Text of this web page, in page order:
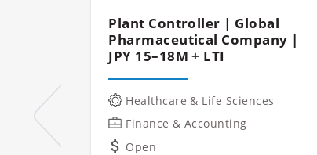
Plant Controller | Global
Pharmaceutical Company |
JPY 15–18M + LTI
Healthcare & Life Sciences
Finance & Accounting
Open